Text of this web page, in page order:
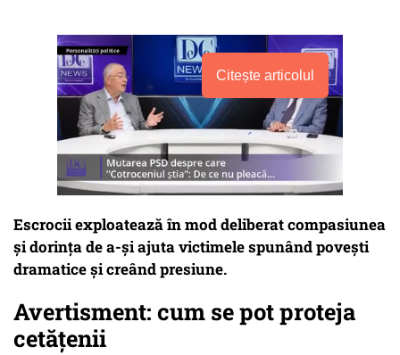
Citește articolul
Escrocii exploatează în mod deliberat compasiunea
și dorința de a-și ajuta victimele spunând povești
dramatice și creând presiune.
Avertisment: cum se pot proteja
cetățenii